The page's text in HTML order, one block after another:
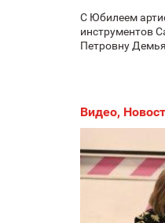
C Юбилеем
инструментов
Петровну
Видео,